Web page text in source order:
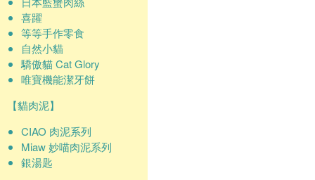
喜躍
等等手作零食
自然小貓
驕傲貓 Cat Glory
唯寶機能潔牙餅
【貓肉泥】
CIAO 肉泥系列
Miaw 妙喵肉泥系列
銀湯匙